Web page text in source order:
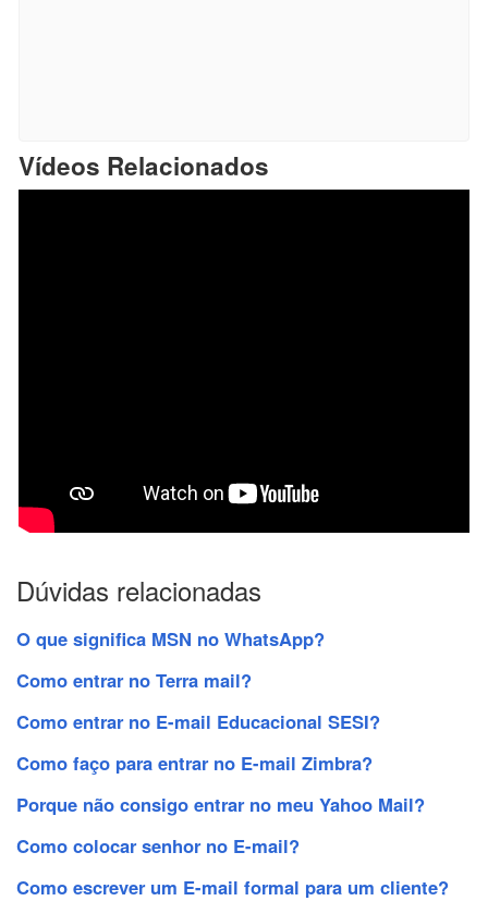
Vídeos Relacionados
Dúvidas relacionadas
O que significa MSN no WhatsApp?
Como entrar no Terra mail?
Como entrar no E-mail Educacional SESI?
Como faço para entrar no E-mail Zimbra?
Porque não consigo entrar no meu Yahoo Mail?
Como colocar senhor no E-mail?
Como escrever um E-mail formal para um cliente?